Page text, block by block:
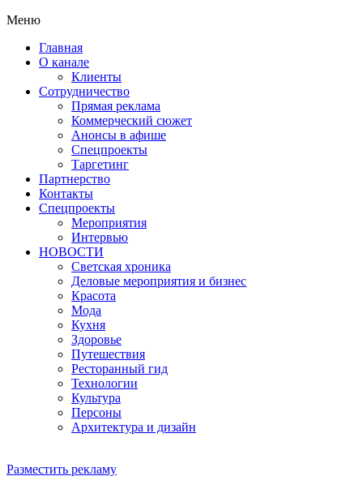
Меню
Главная
О канале
Клиенты
Сотрудничество
Прямая реклама
Коммерческий сюжет
Анонсы в афише
Cпецпроекты
Таргетинг
Партнерство
Контакты
Спецпроекты
Мероприятия
Интервью
НОВОСТИ
Светская хроника
Деловые мероприятия и бизнес
Красота
Мода
Кухня
Здоровье
Путешествия
Ресторанный гид
Технологии
Культура
Персоны
Архитектура и дизайн
Разместить рекламу